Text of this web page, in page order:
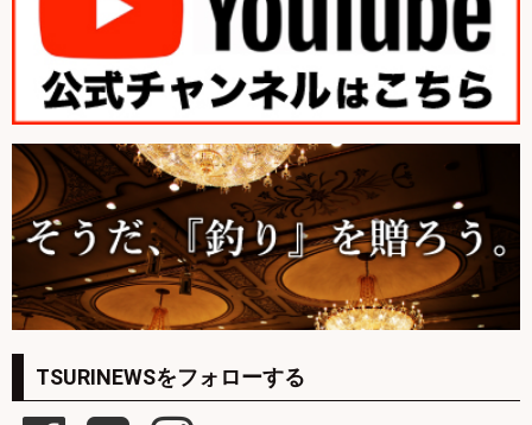
TSURINEWSをフォローする